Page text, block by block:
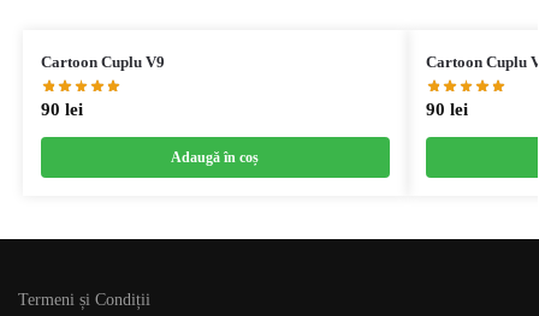
Cartoon Cuplu V9
90 lei
Adaugă în coș
Cartoon Cuplu
90 lei
Termeni și Condiții